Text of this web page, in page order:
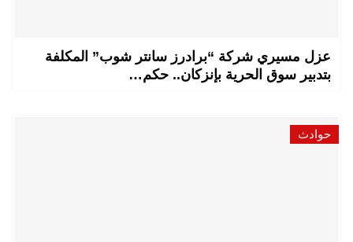
عزل مسيري شركة “برادرز سانتر شوب” المكلفة
بتدبير سوق الحرية بإنزكان.. حكم…
حوادث